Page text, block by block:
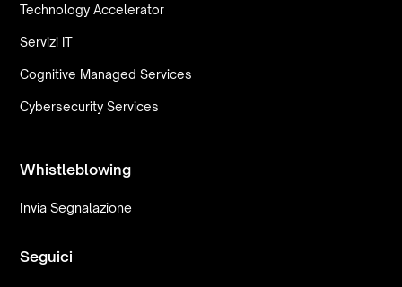
Technology Accelerator
Servizi IT
Cognitive Managed Services
Cybersecurity Services
Whistleblowing
Invia Segnalazione
Seguici